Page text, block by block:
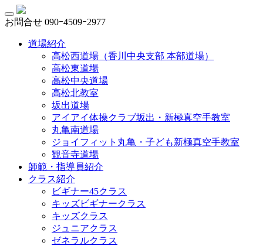
お問合せ 090ｰ4509ｰ2977
道場紹介
高松西道場（香川中央支部 本部道場）
高松東道場
高松中央道場
高松北教室
坂出道場
アイアイ体操クラブ坂出・新極真空手教室
丸亀南道場
ジョイフィット丸亀・子ども新極真空手教室
観音寺道場
師範・指導員紹介
クラス紹介
ビギナー45クラス
キッズビギナークラス
キッズクラス
ジュニアクラス
ゼネラルクラス